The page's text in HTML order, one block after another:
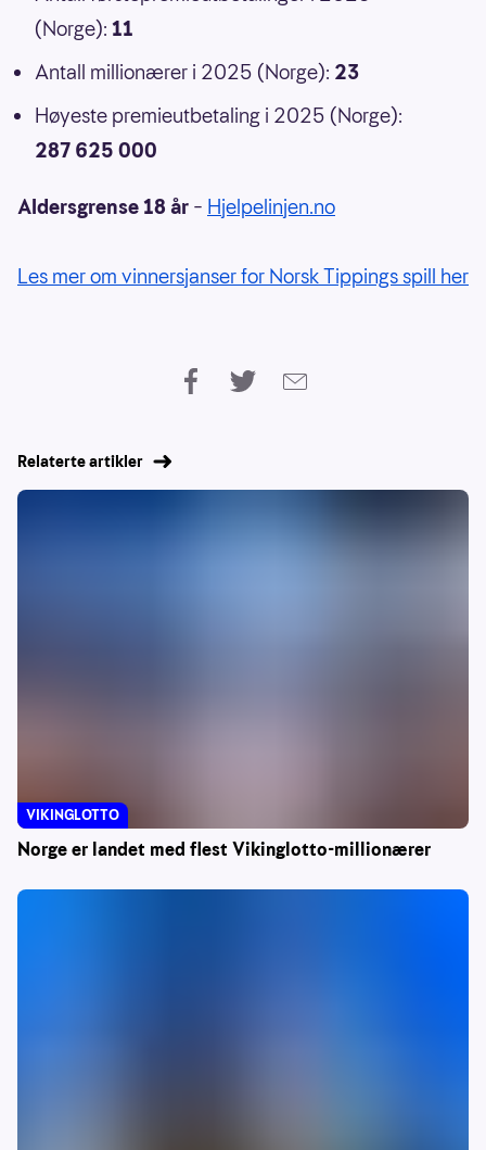
(Norge): 11
Antall millionærer i 2025 (Norge): 23
Høyeste premieutbetaling i 2025 (Norge):
287 625 000
Aldersgrense 18 år – Hjelpelinjen.no
Les mer om vinnersjanser for Norsk Tippings spill her
Relaterte artikler
Norge er landet med flest Vikinglotto-millionærer
VIKINGLOTTO